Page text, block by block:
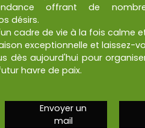
offrant de
désirs.
cadre de vie à la fois calme
exceptionnelle et laissez-
dès aujourd'hui pour
havre de paix.
Envoyer un
mail